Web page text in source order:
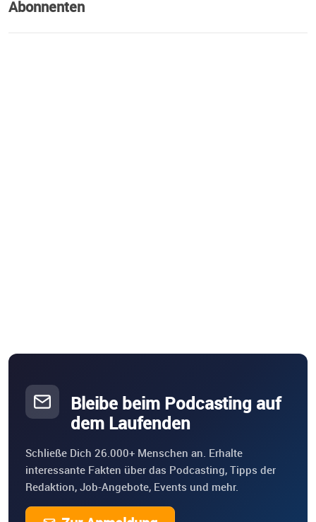
Abonnenten
Bleibe beim Podcasting auf
dem Laufenden
Schließe Dich 26.000+ Menschen an. Erhalte
interessante Fakten über das Podcasting, Tipps der
Redaktion, Job-Angebote, Events und mehr.